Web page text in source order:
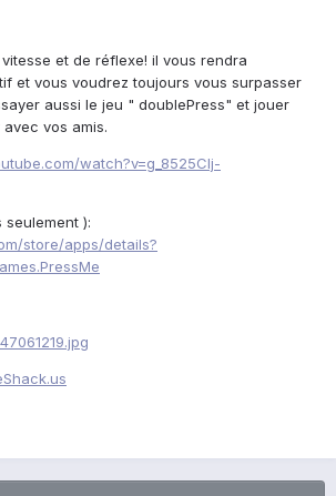
et de réflexe! il vous rendra
et vous voudrez toujours vous surpasser
aussi le jeu " doublePress" et jouer
vos amis.
watch?v=g_8525Clj-
):
store/apps/details?